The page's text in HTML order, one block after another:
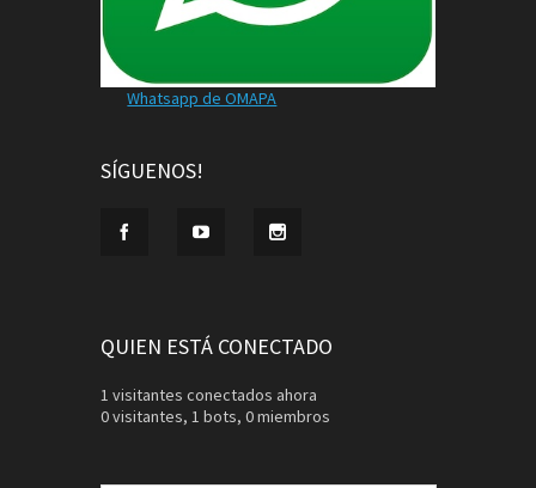
Whatsapp de OMAPA
SÍGUENOS!
QUIEN ESTÁ CONECTADO
1 visitantes conectados ahora
0 visitantes, 1 bots, 0 miembros